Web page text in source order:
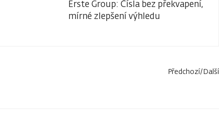
Erste Group: Čísla bez překvapení,
mírné zlepšení výhledu
Předchozí/Další